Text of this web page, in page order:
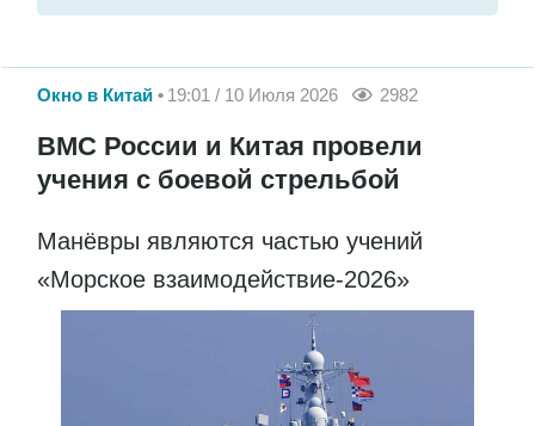
Окно в Китай 19:01 / 10 Июля 2026 2982
ВМС России и Китая провели
учения с боевой стрельбой
Манёвры являются частью учений
«Морское взаимодействие-2026»